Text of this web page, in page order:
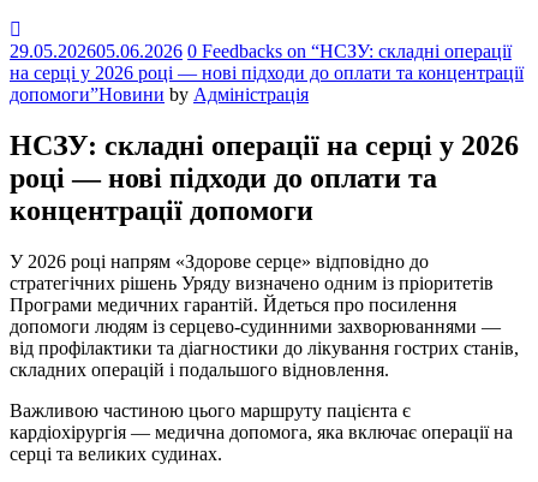
29.05.202605.06.2026 Comments
0 Feedbacks on “НСЗУ: складні операції
на серці у 2026 році — нові підходи до оплати та концентрації
допомоги”Новини by Адміністрація
НСЗУ: складні операції на серці у 2026
році — нові підходи до оплати та
концентрації допомоги
У 2026 році напрям «Здорове серце» відповідно до
стратегічних рішень Уряду визначено одним із пріоритетів
Програми медичних гарантій. Йдеться про посилення
допомоги людям із серцево-судинними захворюваннями —
від профілактики та діагностики до лікування гострих станів,
складних операцій і подальшого відновлення.
Важливою частиною цього маршруту пацієнта є
кардіохірургія — медична допомога, яка включає операції на
серці та великих судинах.